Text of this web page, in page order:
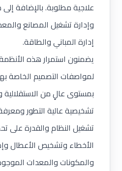
علاجية مطلوبة. بالإضافة
وإدارة تشغيل المصانع
إدارة المباني والطاقة.
يضمنون استمرار هذه
لمواصفات التصميم الخاصة
بمستوى عالٍ من الاستقلالية
تشخيصية عالية التطور
تشغيل النظام والقدرة على
الأخطاء وتشخيص الأعطال
والمكونات والمعدات